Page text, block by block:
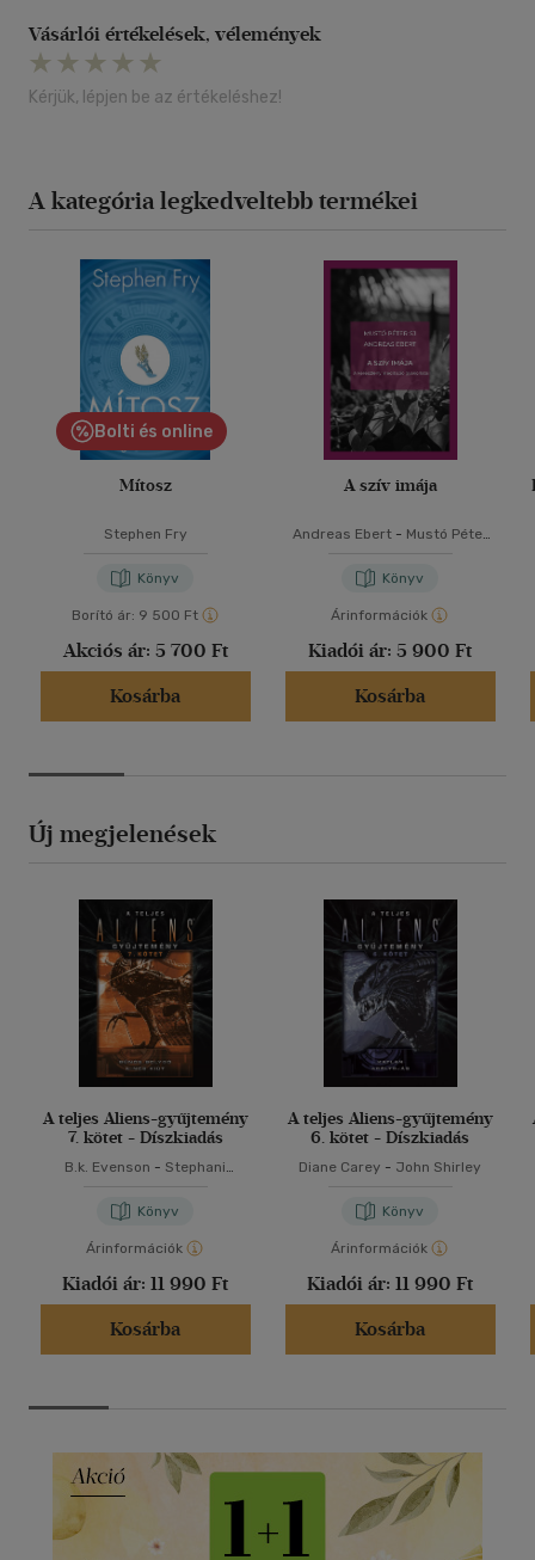
Vásárlói értékelések, vélemények
Kérjük, lépjen be az értékeléshez!
A kategória legkedveltebb termékei
Bolti és online
Mítosz
Stephen Fry
Könyv
Borító ár: 9 500 Ft
Akciós ár: 5 700 Ft
Kosárba
A szív imája
Andreas Ebert- Mustó Péter
Könyv
Árinformációk
Kiadói ár: 5 900 Ft
Kosárba
Új megjelenések
A teljes Aliens-gyűjtemény
7. kötet - Díszkiadás
B.k. Evenson - Stephani
Könyv
Árinformációk
Kiadói ár: 11 990 Ft
Kosárba
A teljes Aliens-gyűjtemény
6. kötet - Díszkiadás
Diane Carey - John Shirley
Könyv
Árinformációk
Kiadói ár: 11 990 Ft
Kosárba